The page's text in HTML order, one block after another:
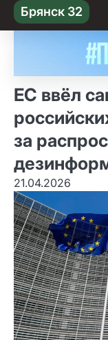
Skip
to content
Брянск 32
ЕС ввёл
за
21.04.2026